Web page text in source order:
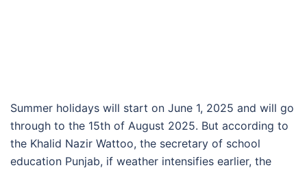
Summer holidays will start on June 1, 2025 and will go
through to the 15th of August 2025. But according to
the Khalid Nazir Wattoo, the secretary of school
education Punjab, if weather intensifies earlier, the